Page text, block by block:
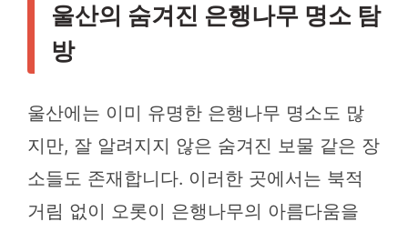
울산의 숨겨진 은행나무 명소 탐
방
울산에는 이미 유명한 은행나무 명소도 많
지만, 잘 알려지지 않은 숨겨진 보물 같은 장
소들도 존재합니다. 이러한 곳에서는 북적
거림 없이 오롯이 은행나무의 아름다움을